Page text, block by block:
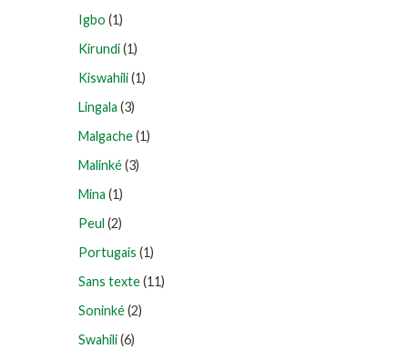
Igbo (1)
Kirundi(1)
Kiswahili(1)
Lingala (3)
Malgache(1)
Malinké(3)
Mina (1)
Peul (2)
Portugais (1)
Sans texte(11)
Soninké(2)
Swahili(6)